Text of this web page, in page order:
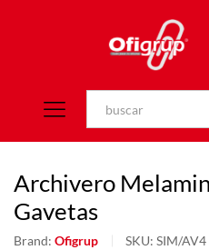
Archivero
Gavetas
Brand: Ofigrup SKU: SIM/AV4